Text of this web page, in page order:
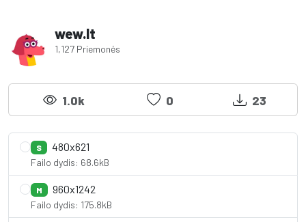
wew.lt
1,127 Priemonės
1.0k 0 23
S 480x621
Failo dydis: 68.6kB
M 960x1242
Failo dydis: 175.8kB